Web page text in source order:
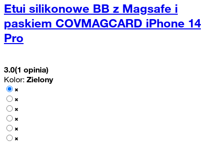
Etui silikonowe BB z Magsafe i
paskiem COVMAGCARD iPhone 14
Pro
3.0(1 opinia)
Kolor: Zielony